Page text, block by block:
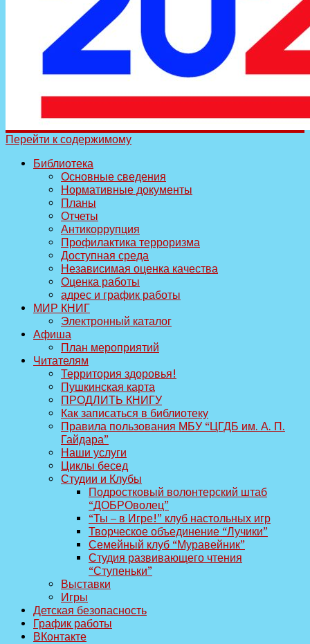
Перейти к содержимому
Библиотека
Основные сведения
Нормативные документы
Планы
Отчеты
Антикоррупция
Профилактика терроризма
Доступная среда
Независимая оценка качества
Оценка работы
адрес и график работы
МИР КНИГ
Электронный каталог
Афиша
План мероприятий
Читателям
Территория здоровья!
Пушкинская карта
ПРОДЛИТЬ КНИГУ
Как записаться в библиотеку
Правила пользования МБУ “ЦГДБ им. А. П.
Гайдара”
Наши услуги
Циклы бесед
Студии и Клубы
Подростковый волонтерский штаб
“ДОБРОволец”
“Ты – в Игре!” клуб настольных игр
Творческое объединение “Лучики”
Семейный клуб “Муравейник”
Студия развивающего чтения
“Ступеньки”
Выставки
Игры
Детская безопасность
График работы
ВКонтакте